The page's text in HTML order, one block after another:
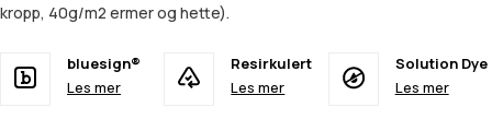
kropp, 40g/m2 ermer og hette).
bluesign®
Les mer
Resirkulert
Les mer
Solution Dye
Les mer